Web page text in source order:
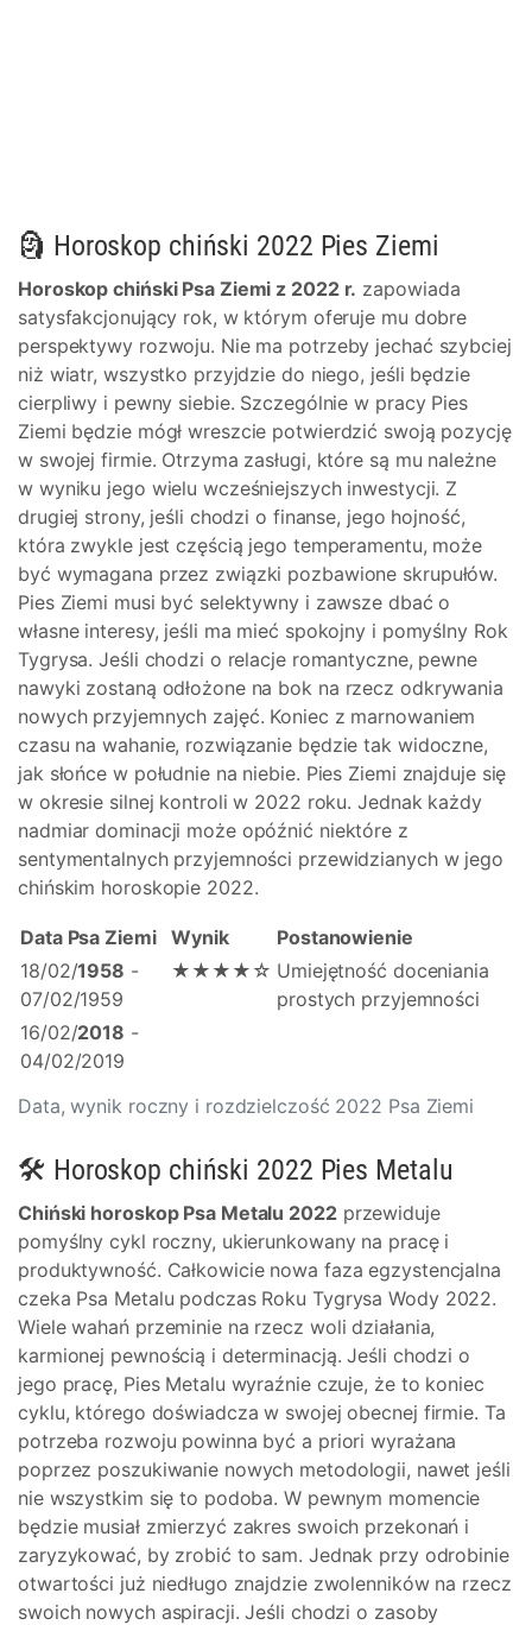
🗿 Horoskop chiński 2022 Pies Ziemi
Horoskop chiński Psa Ziemi z 2022 r. zapowiada
satysfakcjonujący rok, w którym oferuje mu dobre
perspektywy rozwoju. Nie ma potrzeby jechać szybciej
niż wiatr, wszystko przyjdzie do niego, jeśli będzie
cierpliwy i pewny siebie. Szczególnie w pracy Pies
Ziemi będzie mógł wreszcie potwierdzić swoją pozycję
w swojej firmie. Otrzyma zasługi, które są mu należne
w wyniku jego wielu wcześniejszych inwestycji. Z
drugiej strony, jeśli chodzi o finanse, jego hojność,
która zwykle jest częścią jego temperamentu, może
być wymagana przez związki pozbawione skrupułów.
Pies Ziemi musi być selektywny i zawsze dbać o
własne interesy, jeśli ma mieć spokojny i pomyślny Rok
Tygrysa. Jeśli chodzi o relacje romantyczne, pewne
nawyki zostaną odłożone na bok na rzecz odkrywania
nowych przyjemnych zajęć. Koniec z marnowaniem
czasu na wahanie, rozwiązanie będzie tak widoczne,
jak słońce w południe na niebie. Pies Ziemi znajduje się
w okresie silnej kontroli w 2022 roku. Jednak każdy
nadmiar dominacji może opóźnić niektóre z
sentymentalnych przyjemności przewidzianych w jego
chińskim horoskopie 2022.
Data, wynik roczny i rozdzielczość 2022 Psa Ziemi
Data Psa Ziemi Wynik
Postanowienie
18/02/1958 -
07/02/1959
★★★★☆ Umiejętność doceniania
prostych przyjemności
16/02/2018 -
04/02/2019
🛠 Horoskop chiński 2022 Pies Metalu
Chiński horoskop Psa Metalu 2022przewiduje
pomyślny cykl roczny, ukierunkowany na pracę i
produktywność. Całkowicie nowa faza egzystencjalna
czeka Psa Metalu podczas Roku Tygrysa Wody 2022.
Wiele wahań przeminie na rzecz woli działania,
karmionej pewnością i determinacją. Jeśli chodzi o
jego pracę, Pies Metalu wyraźnie czuje, że to koniec
cyklu, którego doświadcza w swojej obecnej firmie. Ta
potrzeba rozwoju powinna być a priori wyrażana
poprzez poszukiwanie nowych metodologii, nawet jeśli
nie wszystkim się to podoba. W pewnym momencie
będzie musiał zmierzyć zakres swoich przekonań i
zaryzykować, by zrobić to sam. Jednak przy odrobinie
otwartości już niedługo znajdzie zwolenników na rzecz
swoich nowych aspiracji. Jeśli chodzi o zasoby